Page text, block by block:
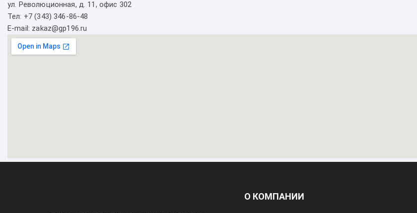
ул. Революционная, д. 11, офис 302
Тел: +7 (343) 346-86-48
E-mail: zakaz@gp196.ru
О КОМПАНИИ